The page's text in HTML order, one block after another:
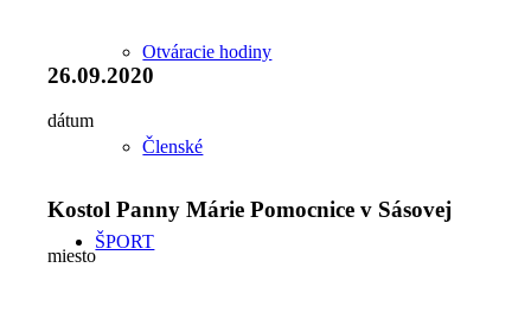
Otváracie hodiny
Členské
ŠPORT
26.09.2020
dátum
Kostol Panny Márie Pomocnice v Sásovej
miesto